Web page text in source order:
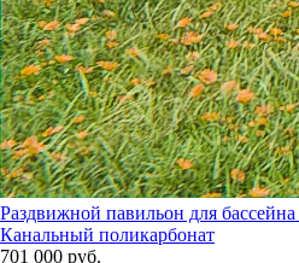
Раздвижной павильон для
Канальный поликарбонат
701 000 руб.